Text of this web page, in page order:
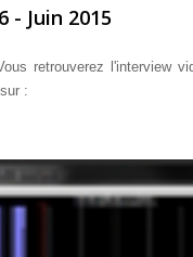
- Juin 2015
retrouverez l'interview
: